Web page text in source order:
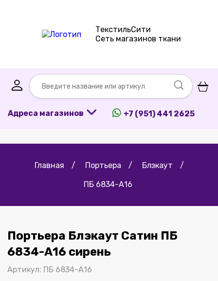
ТекстильСити
Сеть магазинов ткани
Адреса магазинов +7 (951) 441 2625
Главная / Портьера / Блэкаут /
ПБ 6834-А16
Портьера Блэкаут Сатин ПБ
6834-А16 сирень
Артикул: ПБ 6834-А16